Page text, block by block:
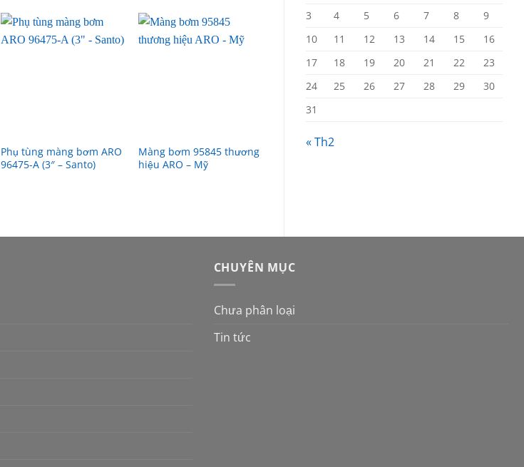
3
4 5 6 7 8
9
10
11 12 13 14 15
16
17
18 19 20 21 22
23
24
25 26 27 28 29
30
31
« Th2
Phụ tùng màng bơm ARO
96475-A (3″ – Santo)
Màng bơm 95845 thương
hiệu ARO – Mỹ
CHUYÊN MỤC
Chưa phân loại
Tin tức